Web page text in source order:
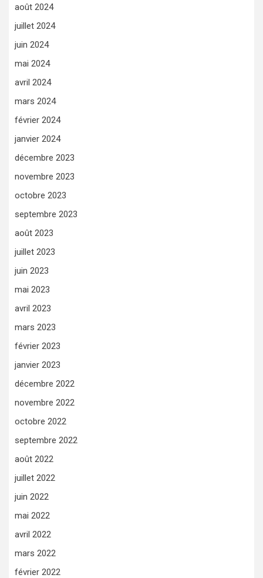
août 2024
juillet 2024
juin 2024
mai 2024
avril 2024
mars 2024
février 2024
janvier 2024
décembre 2023
novembre 2023
octobre 2023
septembre 2023
août 2023
juillet 2023
juin 2023
mai 2023
avril 2023
mars 2023
février 2023
janvier 2023
décembre 2022
novembre 2022
octobre 2022
septembre 2022
août 2022
juillet 2022
juin 2022
mai 2022
avril 2022
mars 2022
février 2022